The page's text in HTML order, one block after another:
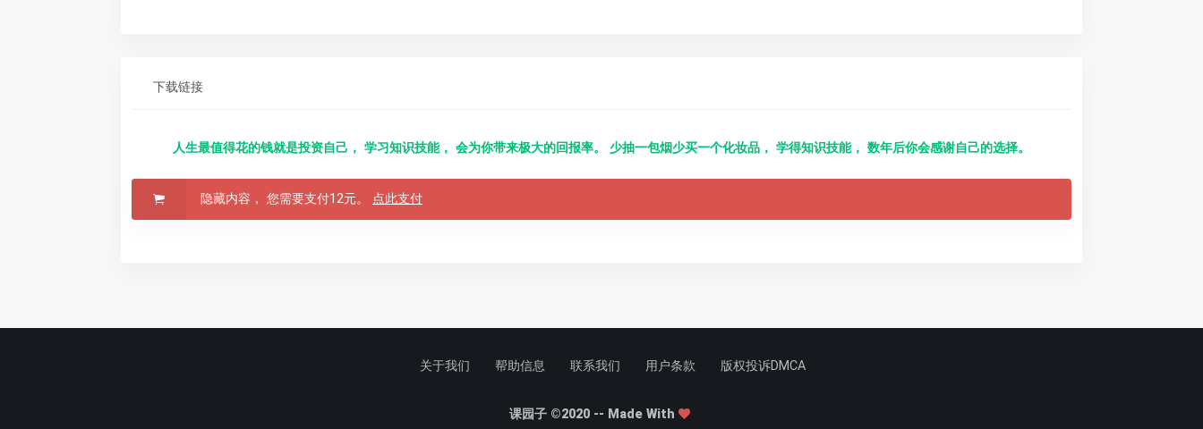
下载链接
人生最值得花的钱就是投资自己， 学习知识技能， 会为你带来极大的回报率。 少抽一包烟少买一个化妆品， 学得知识技能， 数年后你会感谢自己的选择。
隐藏内容， 您需要支付12元。 点此支付
关于我们 帮助信息 联系我们 用户条款 版权投诉DMCA
课园子 ©2020 -- Made With